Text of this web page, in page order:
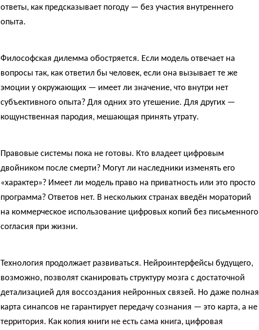
ответы, как предсказывает погоду — без участия внутреннего
опыта.
Философская дилемма обостряется. Если модель отвечает на
вопросы так, как ответил бы человек, если она вызывает те же
эмоции у окружающих — имеет ли значение, что внутри нет
субъективного опыта? Для одних это утешение. Для других —
кощунственная пародия, мешающая принять утрату.
Правовые системы пока не готовы. Кто владеет цифровым
двойником после смерти? Могут ли наследники изменять его
«характер»? Имеет ли модель право на приватность или это просто
программа? Ответов нет. В нескольких странах введён мораторий
на коммерческое использование цифровых копий без письменного
согласия при жизни.
Технология продолжает развиваться. Нейроинтерфейсы будущего,
возможно, позволят сканировать структуру мозга с достаточной
детализацией для воссоздания нейронных связей. Но даже полная
карта синапсов не гарантирует передачу сознания — это карта, а не
территория. Как копия книги не есть сама книга, цифровая